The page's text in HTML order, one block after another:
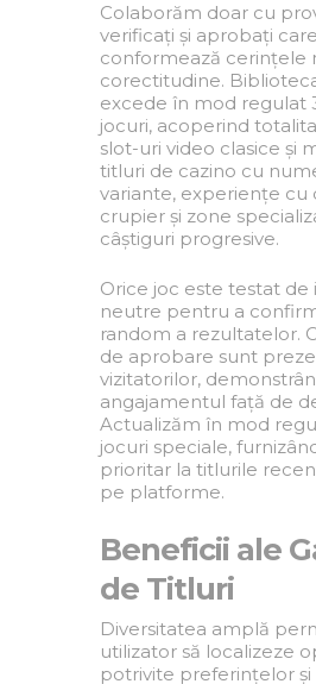
Colaborăm doar cu
verificați și aprobați care
conformează cerințele
corectitudine.
excede în mod regulat
jocuri, acoperind
slot-uri video clasice și
titluri de cazino cu
variante, experiențe cu
crupier și zone
câștiguri progresive.
Orice joc este testat de
neutre pentru a
random a rezultatelor.
de aprobare sunt
vizitatorilor,
angajamentul față de
Actualizăm în mod
jocuri speciale,
prioritar la titlurile
pe platforme.
Beneficii ale
de Titluri
Diversitatea amplă
utilizator să localizeze
potrivite preferințelor